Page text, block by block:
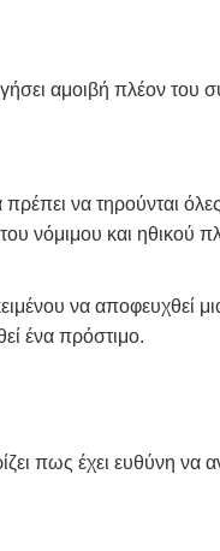
αμοιβή πλέον του
να τηρούνται
νόμιμου και ηθικού
να αποφευχθεί
ένα πρόστιμο.
πως έχει ευθύνη να